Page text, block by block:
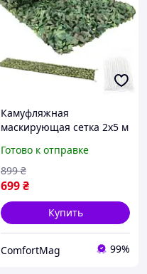
Камуфляжная
маскирующая сетка 2x5 м
стяжек
Готово к отправке
699₴
899 ₴
Купить
ComfortMag 99%